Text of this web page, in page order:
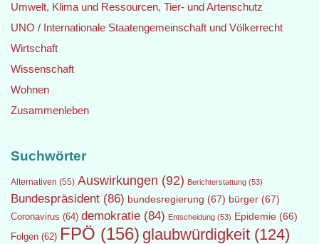
Umwelt, Klima und Ressourcen, Tier- und Artenschutz
UNO / Internationale Staatengemeinschaft und Völkerrecht
Wirtschaft
Wissenschaft
Wohnen
Zusammenleben
Suchwörter
Alternativen (55) Auswirkungen (92) Berichterstattung (53)
Bundespräsident (86) bundesregierung (67) bürger (67)
Coronavirus (64) demokratie (84) Entscheidung (53) Epidemie (66)
Folgen (62) FPÖ (156) glaubwürdigkeit (124)